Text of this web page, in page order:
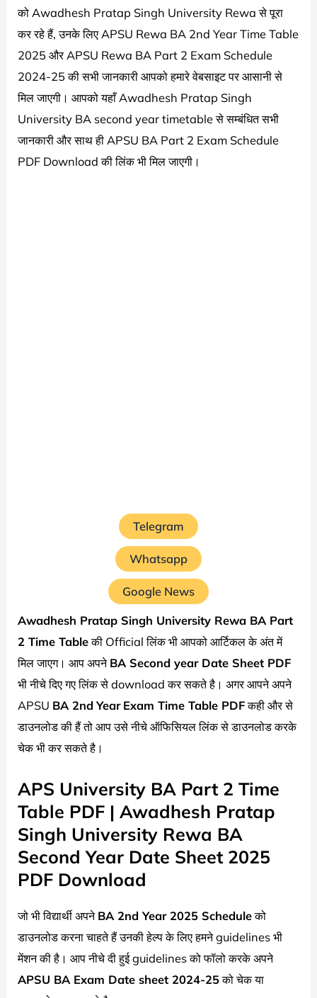
को Awadhesh Pratap Singh University Rewa से पूरा
कर रहे हैं, उनके लिए APSU Rewa BA 2nd Year Time Table
2025 और APSU Rewa BA Part 2 Exam Schedule
2024-25 की सभी जानकारी आपको हमारे वेबसाइट पर आसानी से
मिल जाएगी। आपको यहाँ Awadhesh Pratap Singh
University BA second year timetable से सम्बंधित सभी
जानकारी और साथ ही APSU BA Part 2 Exam Schedule
PDF Download की लिंक भी मिल जाएगी।
Telegram
Whatsapp
Google News
Awadhesh Pratap Singh University Rewa BA Part
2 Time Tableकी Official लिंक भी आपको आर्टिकल के अंत में
मिल जाएग। आप अपने BA Second year Date Sheet PDF
भी नीचे दिए गए लिंक से download कर सकते है। अगर आपने अपने
APSU BA 2nd Year Exam Time Table PDFकही और से
डाउनलोड की हैं तो आप उसे नीचे ऑफिसियल लिंक से डाउनलोड करके
चेक भी कर सकते है।
APS University BA Part 2 Time
Table PDF | Awadhesh Pratap
Singh University Rewa BA
Second Year Date Sheet 2025
PDF Download
जो भी विद्यार्थी अपने BA 2nd Year 2025 Scheduleको
डाउनलोड करना चाहते हैं उनकी हेल्प के लिए हमने guidelines भी
मेंशन की है। आप नीचे दी हुई guidelines को फॉलो करके अपने
APSU BA Exam Date sheet 2024-25को चेक या